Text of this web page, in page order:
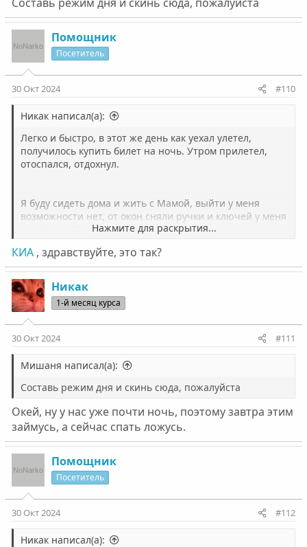
захотелось читать. На следующей неделе буду
проходить всех врачей, делать ФГДС и т.д. вместе с
Мамой. В общем, постепенно буду вливаться в процесс
и работать над своим будущим)
Помощник
Посетитель
30 Окт 2024 #110
Никак написал(а):
Легко и быстро, в этот же день как уехал улетел,
получилось купить билет на ночь. Утром прилетел,
отоспался, отдохнул.
Я буду сидеть дома и жить с Мамой, выйти у меня
возможности нет, от окон сняли ручки и ключей у меня
нет. Утром буду просыпаться и делать уроки, днем,
захотелось читать. На следующей неделе буду
проходить всех врачей, делать ФГДС и т.д. вместе с
Мамой. В общем, постепенно буду вливаться в процесс
и работать над своим будущим)
Нажмите для раскрытия...
КИА, здравствуйте, это так?
Никак
1-й месяц курса
30 Окт 2024 #111
Мишаня написал(а):
Составь режим дня и скинь сюда, пожалуйста
Окей, ну у нас уже почти ночь, поэтому завтра этим
займусь, а сейчас спать ложусь.
Помощник
Посетитель
30 Окт 2024 #112
Никак написал(а):